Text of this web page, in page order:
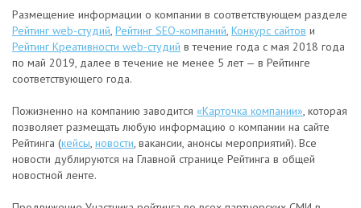
Размещение информации о компании в соответствующем разделе
Рейтинг web-студий, Рейтинг SEO-компаний, Конкурс сайтов и
Рейтинг Креативности web-студий в течение года с мая 2018 года
по май 2019, далее в течение не менее 5 лет — в Рейтинге
соответствующего года.
Пожизненно на компанию заводится «Карточка компании», которая
позволяет размещать любую информацию о компании на сайте
Рейтинга (кейсы, новости, вакансии, анонсы мероприятий). Все
новости дублируются на Главной странице Рейтинга в общей
новостной ленте.